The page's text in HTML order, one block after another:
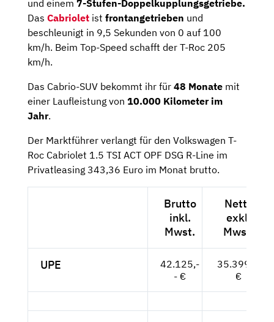
und einem 7-Stufen-Doppelkupplungsgetriebe.
Das Cabriolet ist frontangetrieben und
beschleunigt in 9,5 Sekunden von 0 auf 100
km/h. Beim Top-Speed schafft der T-Roc 205
km/h.
Das Cabrio-SUV bekommt ihr für 48 Monate mit
einer Laufleistung von 10.000 Kilometer im
Jahr.
Der Marktführer verlangt für den Volkswagen T-
Roc Cabriolet 1.5 TSI ACT OPF DSG R-Line im
Privatleasing 343,36 Euro im Monat brutto.
Brutto
inkl.
Mwst.
Netto
exkl.
Mwst.
UPE
42.125,-
- €
35.399,--
€